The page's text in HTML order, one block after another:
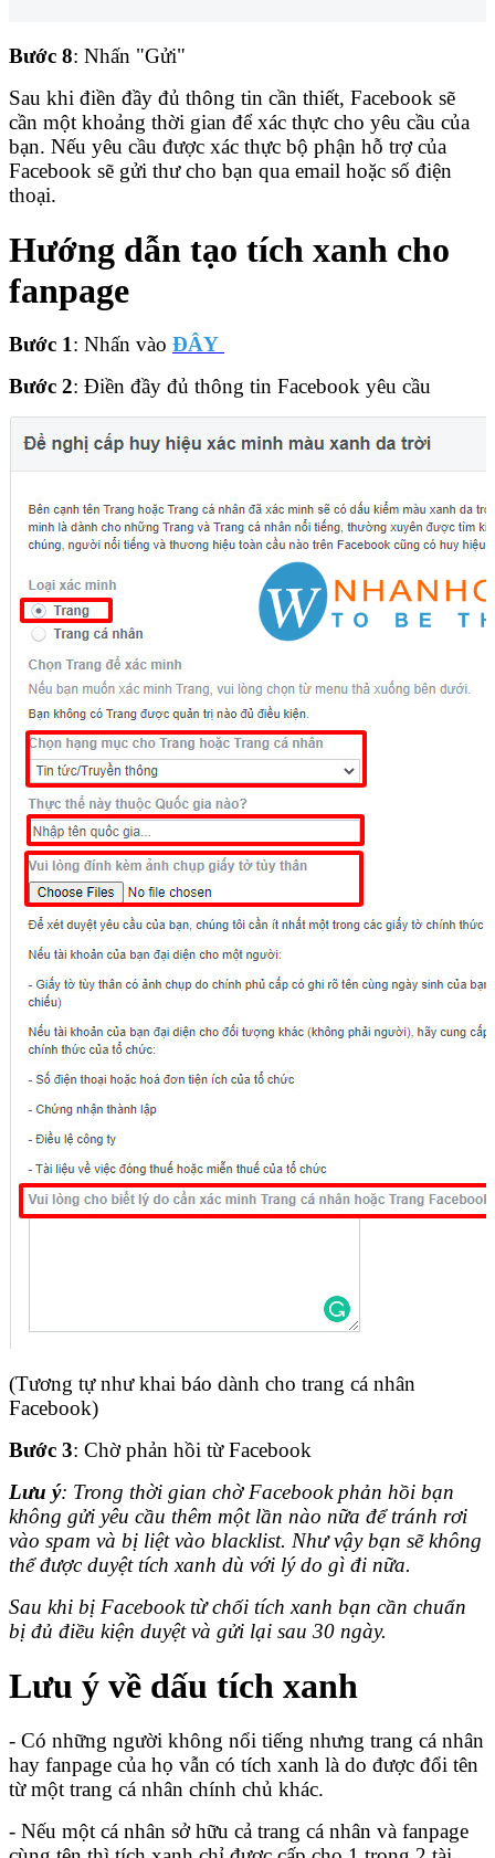
Bước 8: Nhấn "Gửi"
Sau khi điền đầy đủ thông tin cần thiết, Facebook sẽ
cần một khoảng thời gian để xác thực cho yêu cầu của
bạn. Nếu yêu cầu được xác thực bộ phận hỗ trợ của
Facebook sẽ gửi thư cho bạn qua email hoặc số điện
thoại.
Hướng dẫn tạo tích xanh cho
fanpage
Bước 1: Nhấn vào ĐÂY
Bước 2: Điền đầy đủ thông tin Facebook yêu cầu
(Tương tự như khai báo dành cho trang cá nhân
Facebook)
Bước 3: Chờ phản hồi từ Facebook
Lưu ý: Trong thời gian chờ Facebook phản hồi bạn
không gửi yêu cầu thêm một lần nào nữa để tránh rơi
vào spam và bị liệt vào blacklist. Như vậy bạn sẽ không
thể được duyệt tích xanh dù với lý do gì đi nữa.
Sau khi bị Facebook từ chối tích xanh bạn cần chuẩn
bị đủ điều kiện duyệt và gửi lại sau 30 ngày.
Lưu ý về dấu tích xanh
- Có những người không nổi tiếng nhưng trang cá nhân
hay fanpage của họ vẫn có tích xanh là do được đổi tên
từ một trang cá nhân chính chủ khác.
- Nếu một cá nhân sở hữu cả trang cá nhân và fanpage